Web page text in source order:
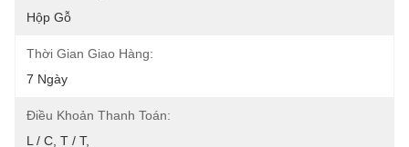
Hộp Gỗ
Thời Gian Giao Hàng:
7 Ngày
Điều Khoản Thanh Toán:
L / C, T / T,